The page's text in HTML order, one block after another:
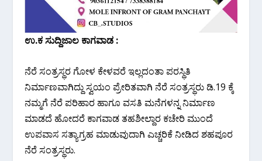
ಉ.ಕ ಸುದ್ದಿಜಾಲ ಕಾಗವಾಡ :
ನೆರೆ ಸಂತ್ರಸ್ಥರ ಗೋಳ ಕೇಳವರೆ ಇಲ್ಲದಂತಾ ಪರಸ್ಥಿತಿ
ನಿರ್ಮಾಣವಾಗಿದ್ದು ಸ್ವಯಂ ಪ್ರೇರಿತವಾಗಿ ನೆರೆ ಸಂತ್ರಸ್ಥರು ಡಿ.19 ಕ್ಕೆ
ನಮ್ಮಗೆ ನೆರೆ ಪರಿಹಾರ ಹಾಗೂ ವಸತಿ ಮನೆಗಳನ್ನ ನಿರ್ಮಾಣ
ಮಾಡದೆ ಹೋದರೆ ಕಾಗವಾಡ ತಹಶೀಲ್ದಾರ ಕಚೇರಿ ಮುಂದೆ
ಉಪವಾಸ ಸತ್ಯಾಗ್ರಹ ಮಾಡುವುದಾಗಿ ಎಚ್ಚರಿಕೆ ನೀಡಿದ ಶಹಪೂರ
ನೆರೆ ಸಂತ್ರಸ್ಥರು.